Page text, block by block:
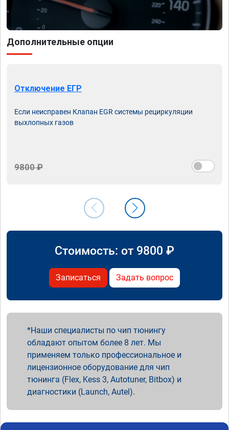
Дополнительные опции
Отключение ЕГР
Если неисправен Клапан EGR системы рециркуляции
выхлопных газов
9800 ₽
Стоимость: от 9800 ₽
Записаться Задать вопрос
Наши специалисты по чип тюнингу
обладают опытом более 8 лет. Мы
применяем только профессиональное и
лицензионное оборудование для чип
тюнинга (Flex, Kess 3, Autotuner, Bitbox) и
диагностики (Launch, Autel).